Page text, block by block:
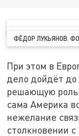
ФЁДОР ЛУКЬЯНОВ.
При этом в
дело дойдёт
решающую роль
сама Америка
нежелание
столкновении с